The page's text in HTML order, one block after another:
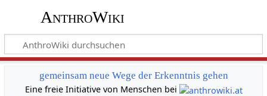
AnthroWiki
gemeinsam neue Wege der Erkenntnis gehen
Eine freie Initiative von Menschen bei